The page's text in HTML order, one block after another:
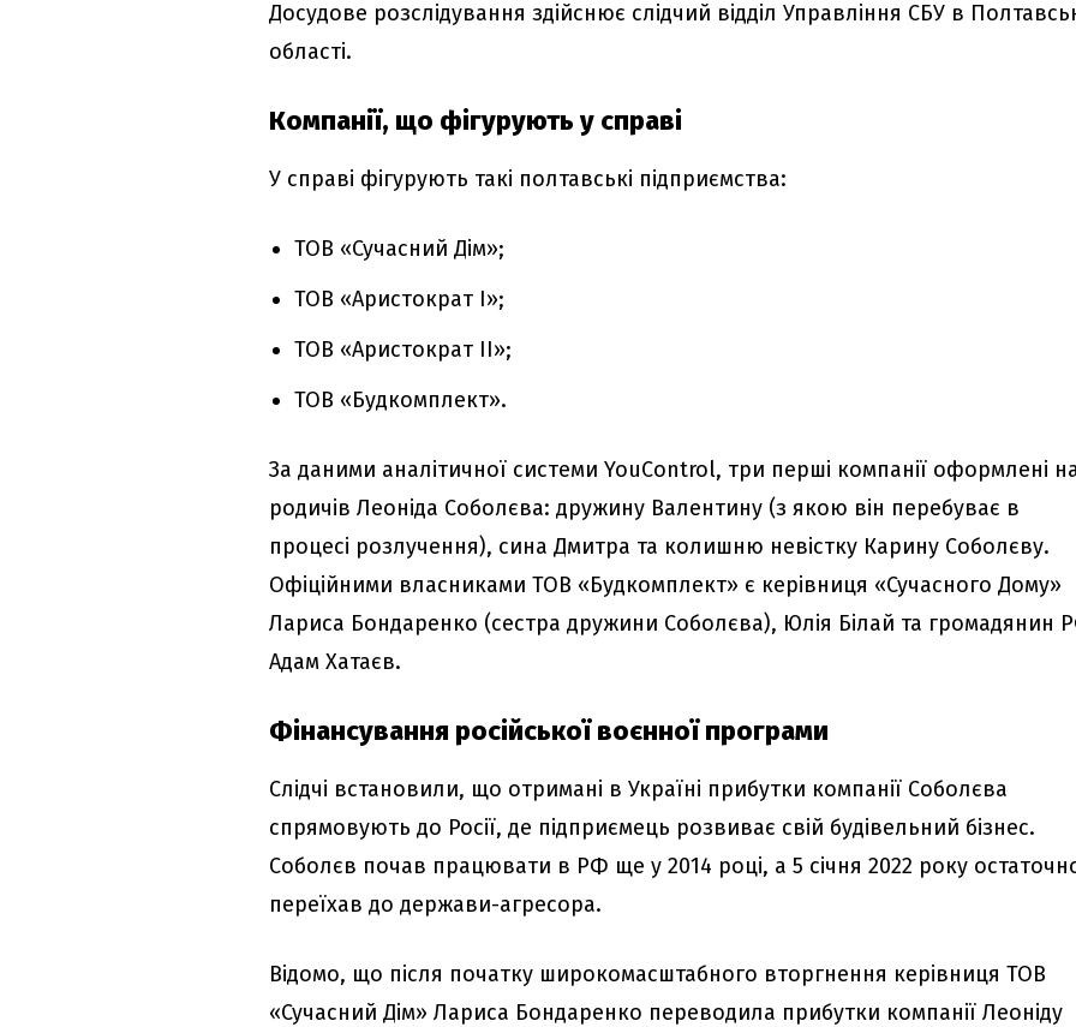
Досудове розслідування здійснює слідчий відділ Управління СБУ в
області.
Компанії, що фігурують у справі
У справі фігурують такі полтавські підприємства:
ТОВ «Сучасний Дім»;
ТОВ «Аристократ I»;
ТОВ «Аристократ II»;
ТОВ «Будкомплект».
За даними аналітичної системи YouControl, три перші компанії оформлені
родичів Леоніда Соболєва: дружину Валентину (з якою він перебуває в
процесі розлучення), сина Дмитра та колишню невістку Карину Соболєву.
Офіційними власниками ТОВ «Будкомплект» є керівниця «Сучасного Дому»
Лариса Бондаренко (сестра дружини Соболєва), Юлія Білай та громадянин
Адам Хатаєв.
Фінансування російської воєнної програми
Слідчі встановили, що отримані в Україні прибутки компанії Соболєва
спрямовують до Росії, де підприємець розвиває свій будівельний бізнес.
Соболєв почав працювати в РФ ще у 2014 році, а 5 січня 2022 року
переїхав до держави-агресора.
Відомо, що після початку широкомасштабного вторгнення керівниця ТОВ
«Сучасний Дім» Лариса Бондаренко переводила прибутки компанії Леоніду